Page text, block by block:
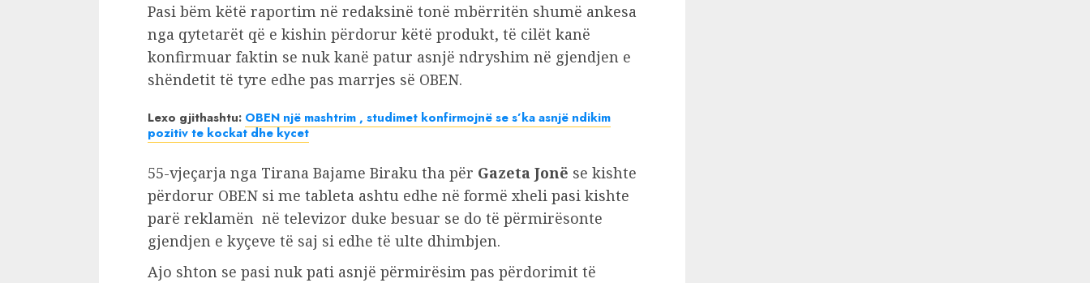
Pasi bëm këtë raportim në redaksinë tonë mbërritën shumë ankesa
nga qytetarët që e kishin përdorur këtë produkt, të cilët kanë
konfirmuar faktin se nuk kanë patur asnjë ndryshim në gjendjen e
shëndetit të tyre edhe pas marrjes së OBEN.
Lexo gjithashtu: OBEN një mashtrim , studimet konfirmojnë se s’ka asnjë ndikim
pozitiv te kockat dhe kycet
55-vjeçarja nga Tirana Bajame Biraku tha për Gazeta Jonë se kishte
përdorur OBEN si me tableta ashtu edhe në formë xheli pasi kishte
parë reklamën në televizor duke besuar se do të përmirësonte
gjendjen e kyçeve të saj si edhe të ulte dhimbjen.
Ajo shton se pasi nuk pati asnjë përmirësim pas përdorimit të